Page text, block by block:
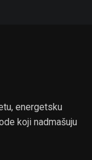
energetsku
koji nadmašuju